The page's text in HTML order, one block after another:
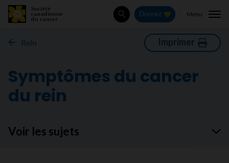
Rechercher
Donnez Menu
Rein Imprimer
Symptômes du cancer
du rein
Voir les sujets